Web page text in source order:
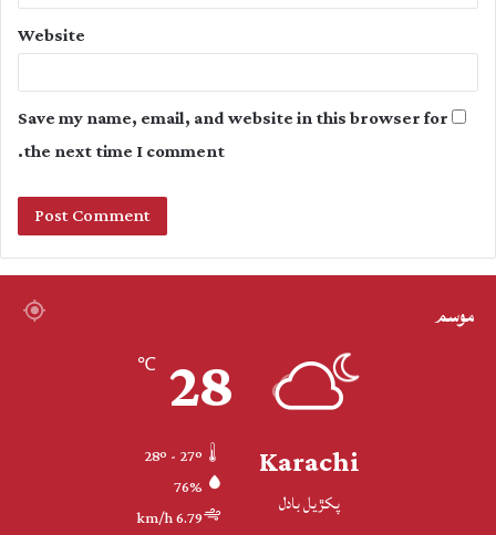
Website
Save my name, email, and website in this browser for
the next time I comment.
موسم
Karachi
پکڙيل بادل
28
℃
76%
6.79 km/h